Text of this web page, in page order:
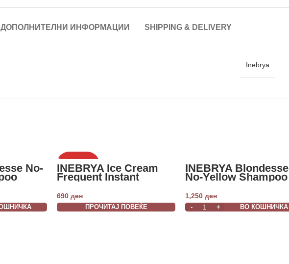
ДОПОЛНИТЕЛНИ ИНФОРМАЦИИ SHIPPING & DELIVERY
Inebrya
No- НЕМА ЗАЛИХА
INEBRYA Ice Cream
Frequent Instant
Detangler 200ml
690 ден
ПРОЧИТАЈ ПОВЕЌЕ
INEBRYA Blondesse
No-Yellow Shampoo
1,250 ден
ВО КОШНИЧКА